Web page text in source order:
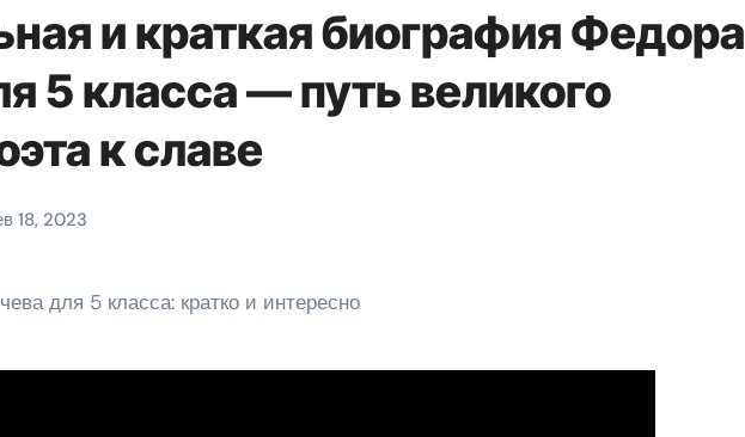
и краткая биография Федора
5 класса — путь великого
к славе
18, 2023